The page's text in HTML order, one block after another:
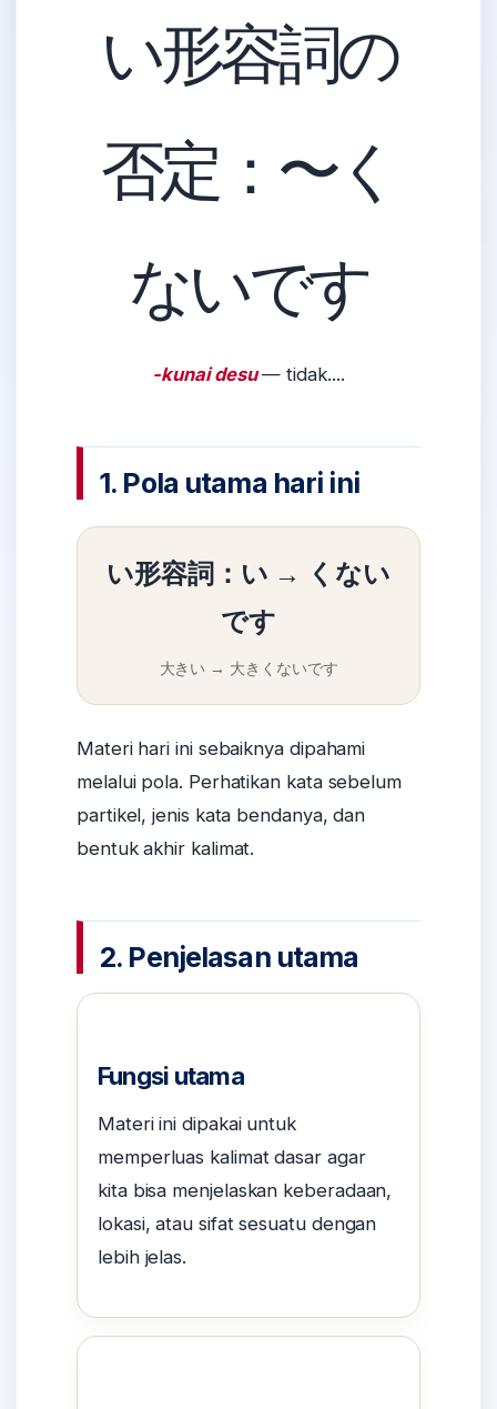
い形容詞の
否定：〜く
ないです
-kunai desu— tidak....
1. Pola utama hari ini
い形容詞：い → くない
です
大きい → 大きくないです
Materi hari ini sebaiknya dipahami
melalui pola. Perhatikan kata sebelum
partikel, jenis kata bendanya, dan
bentuk akhir kalimat.
2. Penjelasan utama
Fungsi utama
Materi ini dipakai untuk
memperluas kalimat dasar agar
kita bisa menjelaskan keberadaan,
lokasi, atau sifat sesuatu dengan
lebih jelas.